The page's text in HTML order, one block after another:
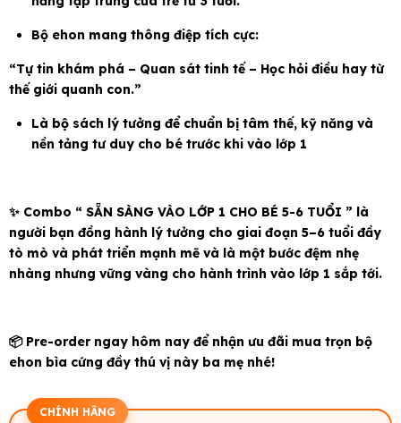
Bộ ehon mang thông điệp tích cực:
“Tự tin khám phá – Quan sát tinh tế – Học hỏi điều hay từ
thế giới quanh con.”
Là bộ sách lý tưởng để chuẩn bị tâm thế, kỹ năng và
nền tảng tư duy cho bé trước khi vào lớp 1
✨ Combo “ SẴN SÀNG VÀO LỚP 1 CHO BÉ 5-6 TUỔI ” là
người bạn đồng hành lý tưởng cho giai đoạn 5–6 tuổi đầy
tò mò và phát triển mạnh mẽ và là một bước đệm nhẹ
nhàng nhưng vững vàng cho hành trình vào lớp 1 sắp tới.
📦 Pre-order ngay hôm nay để nhận ưu đãi mua trọn bộ
ehon bìa cứng đầy thú vị này ba mẹ nhé!
CHÍNH HÃNG